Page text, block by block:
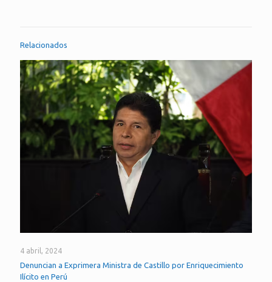
Relacionados
4 abril, 2024
Denuncian a Exprimera Ministra de Castillo por Enriquecimiento
Ilícito en Perú